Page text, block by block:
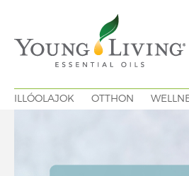
ILLÓOLAJOK OTTHON